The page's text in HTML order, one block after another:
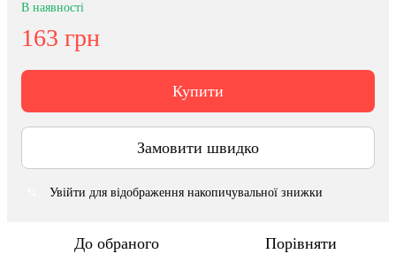
В наявності
163 грн
Купити
Замовити швидко
Увійти для відображення накопичувальної знижки
До обраного Порівняти